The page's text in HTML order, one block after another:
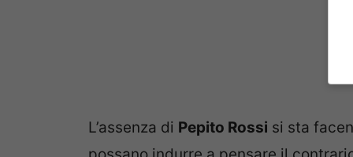
L’assenza di Pepito Rossi si sta